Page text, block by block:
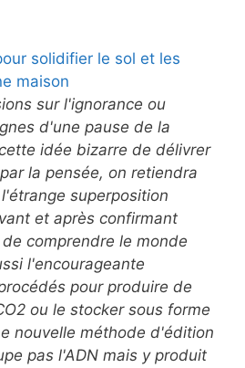
solidifier le sol et les
maison
sur l'ignorance ou
d'une pause de la
idée bizarre de délivrer
la pensée, on retiendra
superposition
et après confirmant
comprendre le monde
l'encourageante
pour produire de
ou le stocker sous forme
nouvelle méthode d'édition
pas l'ADN mais y produit